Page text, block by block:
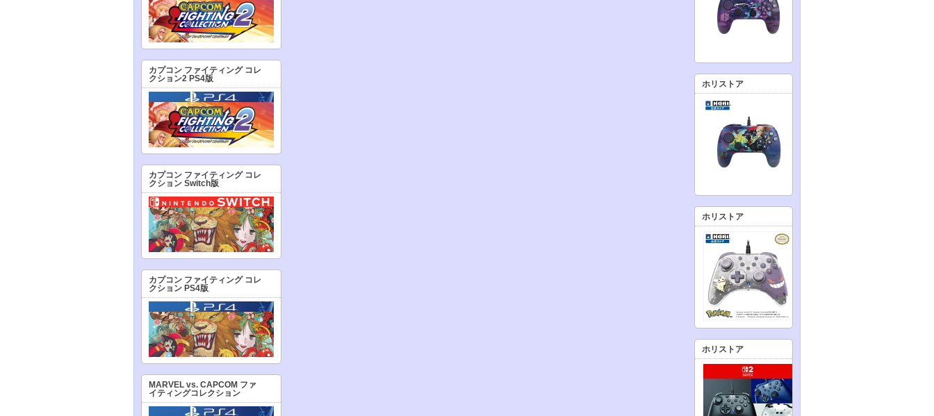
カプコン ファイティング コレ
クション2 PS4版
カプコン ファイティング コレ
クション Switch版
カプコン ファイティング コレ
クション PS4版
MARVEL vs. CAPCOM ファ
イティングコレクション
ホリストア
ホリストア
ホリストア